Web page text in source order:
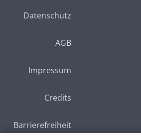
Datenschutz
AGB
Impressum
Credits
Barrierefreiheit